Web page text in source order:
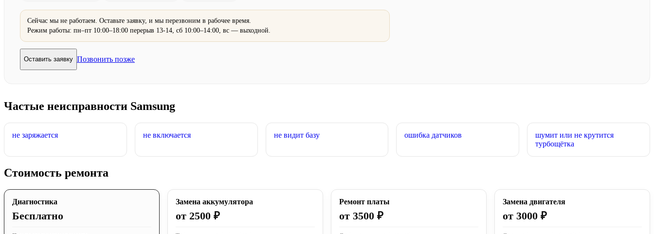
Сейчас мы не работаем. Оставьте заявку, и мы перезвоним в рабочее время.
Режим работы: пн–пт 10:00–18:00 перерыв 13-14, сб 10:00–14:00, вс — выходной.
Оставить заявку Позвонить позже
Частые неисправности Samsung
не заряжается не включается не видит базу ошибка датчиков
шумит или не крутится
турбощётка
Стоимость ремонта
Диагностика
Бесплатно
Замена аккумулятора
от 2500 ₽
Ремонт платы
от 3500 ₽
Замена двигателя
от 3000 ₽